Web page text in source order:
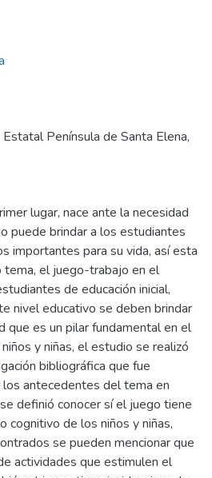
Península de Santa Elena,
lugar, nace ante la necesidad
puede brindar a los estudiantes
importantes para su vida, así esta
tema, el juego-trabajo en el
de educación inicial,
nivel educativo se deben brindar
que es un pilar fundamental en el
y niñas, el estudio se realizó
bibliográfica que fue
antecedentes del tema en
definió conocer sí el juego tiene
cognitivo de los niños y niñas,
se pueden mencionar que
actividades que estimulen el